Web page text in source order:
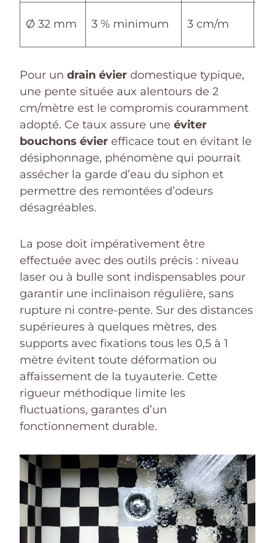
Ø 32 mm 3 % minimum 3 cm/m
Pour un drain évier domestique typique,
une pente située aux alentours de 2
cm/mètre est le compromis couramment
adopté. Ce taux assure une éviter
bouchons évier efficace tout en évitant le
désiphonnage, phénomène qui pourrait
assécher la garde d’eau du siphon et
permettre des remontées d’odeurs
désagréables.
La pose doit impérativement être
effectuée avec des outils précis : niveau
laser ou à bulle sont indispensables pour
garantir une inclinaison régulière, sans
rupture ni contre-pente. Sur des distances
supérieures à quelques mètres, des
supports avec fixations tous les 0,5 à 1
mètre évitent toute déformation ou
affaissement de la tuyauterie. Cette
rigueur méthodique limite les
fluctuations, garantes d’un
fonctionnement durable.